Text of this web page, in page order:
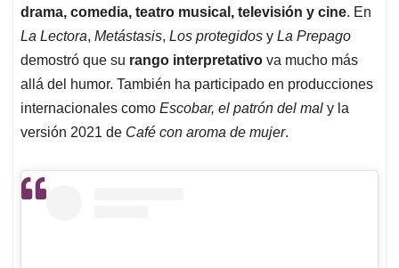
drama, comedia, teatro musical, televisión y cine. En
La Lectora, Metástasis, Los protegidos y La Prepago
demostró que su rango interpretativo va mucho más
allá del humor. También ha participado en producciones
internacionales como Escobar, el patrón del mal y la
versión 2021 de Café con aroma de mujer.